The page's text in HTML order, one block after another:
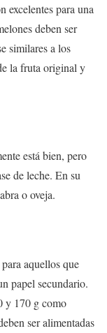
excelentes para una
deben ser
similares a los
la fruta original y
está bien, pero
de leche. En su
o oveja.
aquellos que
papel secundario.
y 170 g como
ser alimentadas